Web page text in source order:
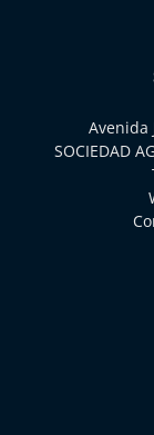
Avenida
SOCIEDAD